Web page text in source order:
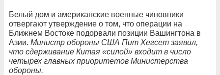
Белый дом и американские военные чиновники
отвергают утверждение о том, что операции на
Ближнем Востоке подорвали позиции Вашингтона в
Азии. Министр обороны США Пит Хегсет заявил,
что сдерживание Китая «силой» входит в число
четырех главных приоритетов Министерства
обороны.